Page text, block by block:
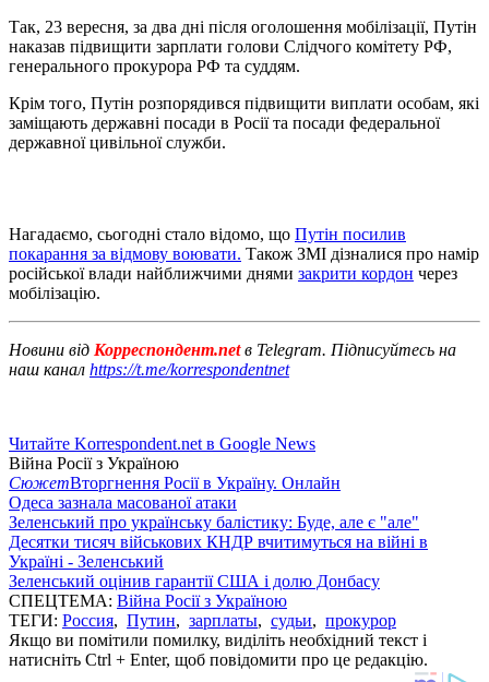
Так, 23 вересня, за два дні після оголошення мобілізації, Путін
наказав підвищити зарплати голови Слідчого комітету РФ,
генерального прокурора РФ та суддям.
Крім того, Путін розпорядився підвищити виплати особам, які
заміщають державні посади в Росії та посади федеральної
державної цивільної служби.
Нагадаємо, сьогодні стало відомо, що Путін посилив
покарання за відмову воювати. Також ЗМІ дізналися про намір
російської влади найближчими днями закрити кордон через
мобілізацію.
Новини від Корреспондент.netв Telegram. Підписуйтесь на
наш канал https://t.me/korrespondentnet
Читайте Korrespondent.net в Google News
Війна Росії з Україною
СюжетВторгнення Росії в Україну. Онлайн
Одеса зазнала масованої атаки
Зеленський про українську балістику: Буде, але є "але"
Десятки тисяч військових КНДР вчитимуться на війні в
Україні - Зеленський
Зеленський оцінив гарантії США і долю Донбасу
СПЕЦТЕМА: Війна Росії з Україною
ТЕГИ: Россия, Путин, зарплаты, судьи, прокурор
Якщо ви помітили помилку, виділіть необхідний текст і
натисніть Ctrl + Enter, щоб повідомити про це редакцію.